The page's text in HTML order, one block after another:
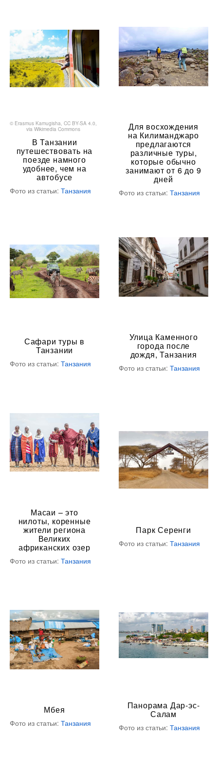
© Erasmus Kamugisha, CC BY-SA 4.0,
via Wikimedia Commons
В Танзании
путешествовать на
поезде намного
удобнее, чем на
автобусе
Фото из статьи: Танзания
Для восхождения
на Килиманджаро
предлагаются
различные туры,
которые обычно
занимают от 6 до 9
дней
Фото из статьи: Танзания
Сафари туры в
Танзании
Фото из статьи: Танзания
Улица Каменного
города после
дождя, Танзания
Фото из статьи: Танзания
Масаи – это
нилоты, коренные
жители региона
Великих
африканских озер
Фото из статьи: Танзания
Парк Серенги
Фото из статьи: Танзания
Мбея
Фото из статьи: Танзания
Панорама Дар-эс-
Салам
Фото из статьи: Танзания